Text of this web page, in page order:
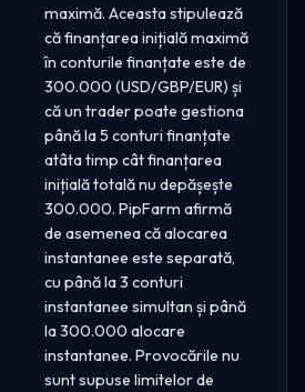
maximă. Aceasta stipulează
că finanțarea inițială maximă
în conturile finanțate este de
300.000 (USD/GBP/EUR) și
că un trader poate gestiona
până la 5 conturi finanțate
atâta timp cât finanțarea
inițială totală nu depășește
300.000. PipFarm afirmă
de asemenea că alocarea
instantanee este separată,
cu până la 3 conturi
instantanee simultan și până
la 300.000 alocare
instantanee. Provocările nu
sunt supuse limitelor de